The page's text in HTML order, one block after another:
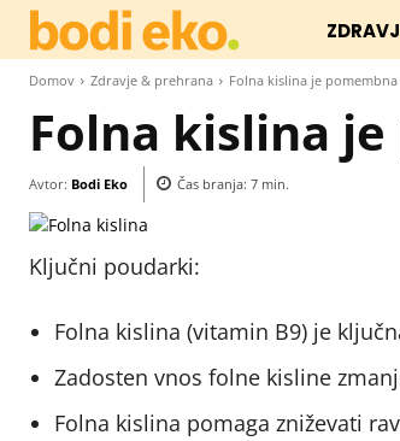
Domov Zdravje & prehrana Folna kislina je pomembna
Folna kislina
Avtor: Bodi Eko Čas branja: 7 min.
Ključni poudarki:
Folna kislina (vitamin B9) je
Zadosten vnos folne kisline
Folna kislina pomaga zniževati